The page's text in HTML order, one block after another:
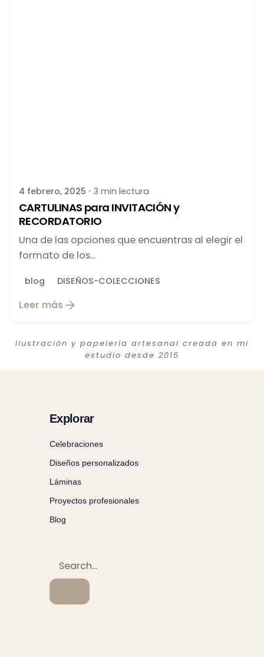
4 febrero, 2025 3 min lectura
CARTULINAS para INVITACIÓN y
RECORDATORIO
Una de las opciones que encuentras al elegir el
formato de los...
blog DISEÑOS-COLECCIONES
Leer más
Ilustración y papelería artesanal creada en mi
estudio desde 2015
Explorar
Celebraciones
Diseños personalizados
Láminas
Proyectos profesionales
Blog